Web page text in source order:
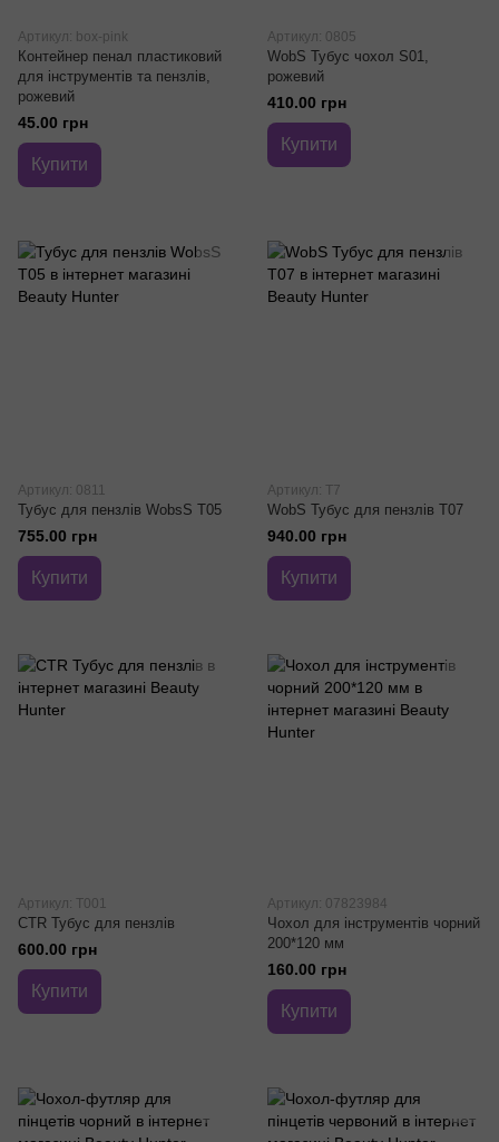
Артикул: box-pink
Контейнер пенал пластиковий
для інструментів та пензлів,
рожевий
45.00 грн
Купити
Артикул: 0805
WobS Тубус чохол S01,
рожевий
410.00 грн
Купити
Артикул: 0811
Тубус для пензлів WobsS T05
755.00 грн
Купити
Артикул: T7
WobS Тубус для пензлів T07
940.00 грн
Купити
Артикул: T001
CTR Тубус для пензлів
600.00 грн
Купити
Артикул: 07823984
Чохол для інструментів чорний
200*120 мм
160.00 грн
Купити